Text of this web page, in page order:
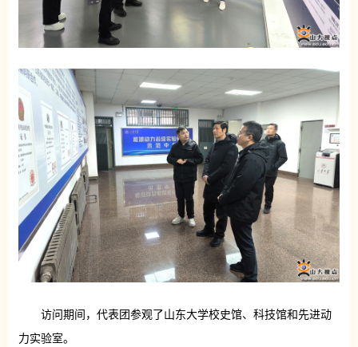
访问期间，代表团参观了山东大学校史馆、科技馆和先进动
力实验室。